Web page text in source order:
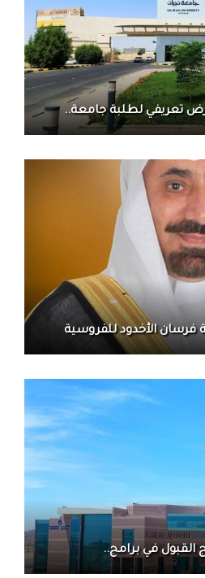
تعريفي لطلبة جامعة..
فرسان الأخدود للفروسية
القبول في برامج..